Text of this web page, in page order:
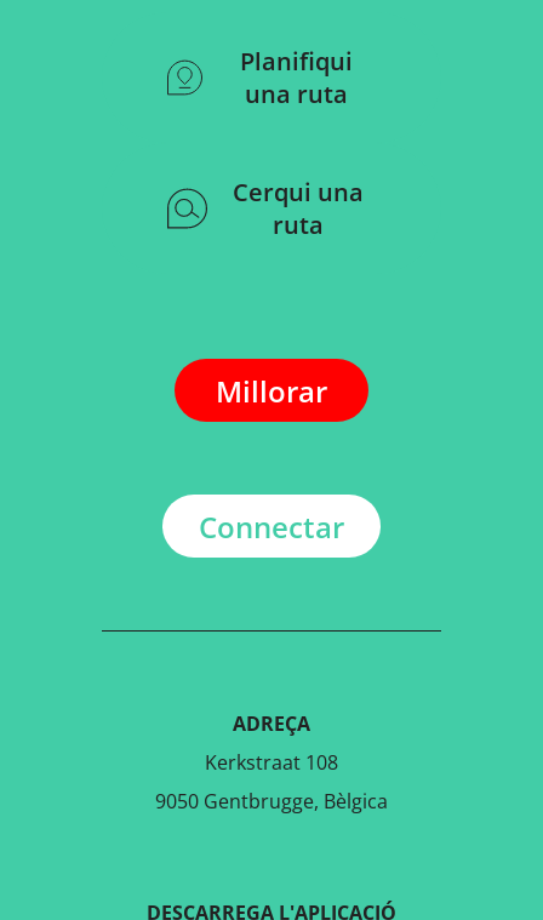
Planifiqui
una ruta
Cerqui una
ruta
Millorar
Connectar
ADREÇA
Kerkstraat 108
9050 Gentbrugge, Bèlgica
DESCARREGA L'APLICACIÓ